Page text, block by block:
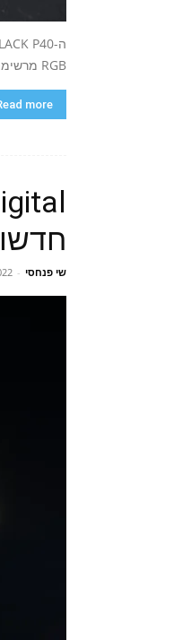
RGB מרשימה ונפחים של 500GB או...
more
שי פנחסי -